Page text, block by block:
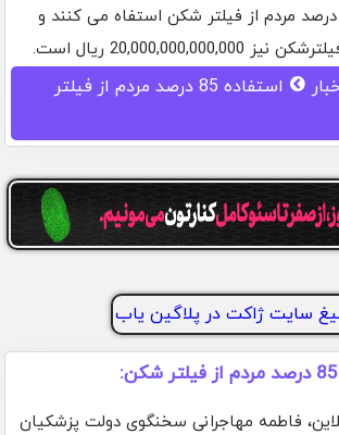
سخنگوی دولت: 85 درصد مردم از فیلتر شکن استفاه می کنند و
ریال است.
استفاده 85 درصد مردم از فیلتر
فاطمه مهاجرانی سخنگوی دولت پزشکیان